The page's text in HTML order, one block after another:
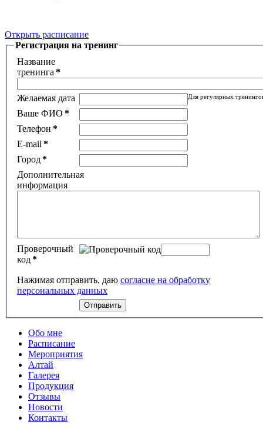
Открыть расписание
Регистрация на тренинг
Название
тренинга*
Желаемая дата Для регулярных
Ваше ФИО *
Телефон *
E-mail*
Город*
Дополнительная
информация
Проверочный
код*
Нажимая отправить, даю согласие на обработку
персональных данных
Обо мне
Расписание
Мероприятия
Алтай
Галерея
Продукция
Отзывы
Новости
Контакты